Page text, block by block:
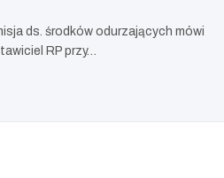
ds. środków odurzających mówi
RP przy…